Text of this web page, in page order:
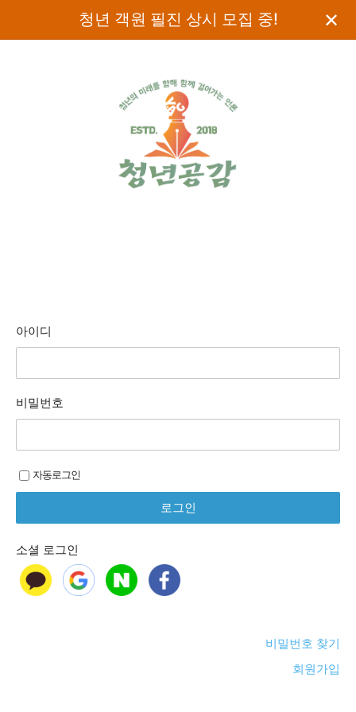
청년 객원 필진 상시 모집 중! ✕
아이디
비밀번호
자동로그인
소셜 로그인
비밀번호 찾기
회원가입